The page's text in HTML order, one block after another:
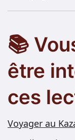
📚
être
ces
Voyager au